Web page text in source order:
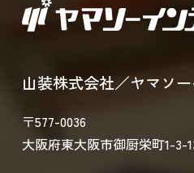
山装株式会社／ヤマソ
〒577-0036
大阪府東大阪市御厨栄町1-3-